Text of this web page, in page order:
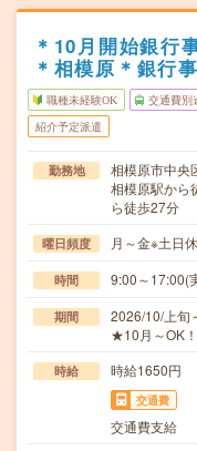
＊10月開始銀行
＊相模原＊銀行
職種未経験OK 交通費別
紹介予定派遣
勤務地
相模原市中央
相模原駅から
ら徒歩27分
曜日頻度 月～金※土日
時間 9:00～17:00(
期間
2026/10/上旬
★10月～OK！
時給 時給1650円
交通費
交通費支給